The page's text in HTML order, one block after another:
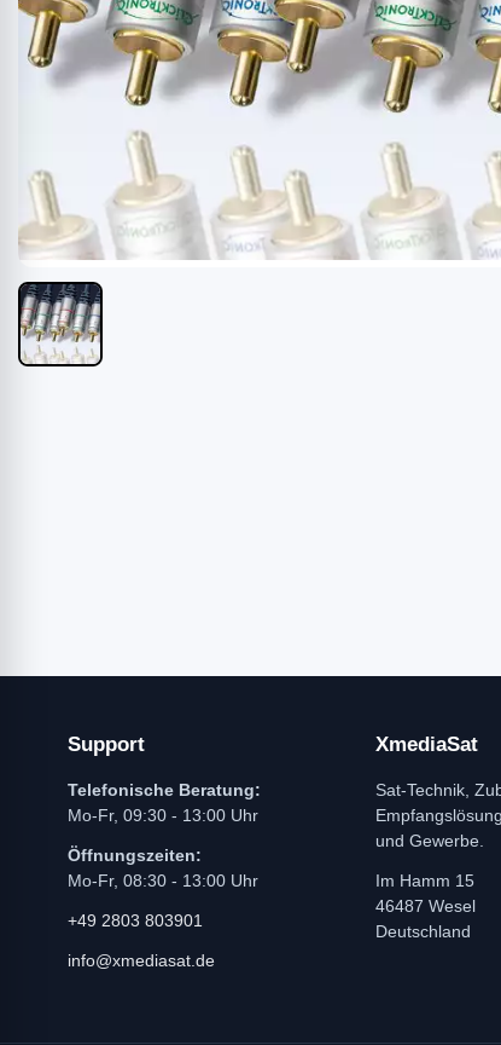
Support
Telefonische Beratung:
Mo-Fr, 09:30 - 13:00 Uhr
Öffnungszeiten:
Mo-Fr, 08:30 - 13:00 Uhr
+49 2803 803901
info@xmediasat.de
XmediaSat
Sat-Technik,
und Gewerbe.
Im Hamm 15
46487 Wesel
Deutschland